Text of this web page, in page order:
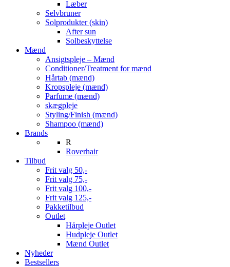
Læber
Selvbruner
Solprodukter (skin)
After sun
Solbeskyttelse
Mænd
Ansigtspleje – Mænd
Conditioner/Treatment for mænd
Hårtab (mænd)
Kropspleje (mænd)
Parfume (mænd)
skægpleje
Styling/Finish (mænd)
Shampoo (mænd)
Brands
R
Roverhair
Tilbud
Frit valg 50,-
Frit valg 75,-
Frit valg 100,-
Frit valg 125,-
Pakketilbud
Outlet
Hårpleje Outlet
Hudpleje Outlet
Mænd Outlet
Nyheder
Bestsellers